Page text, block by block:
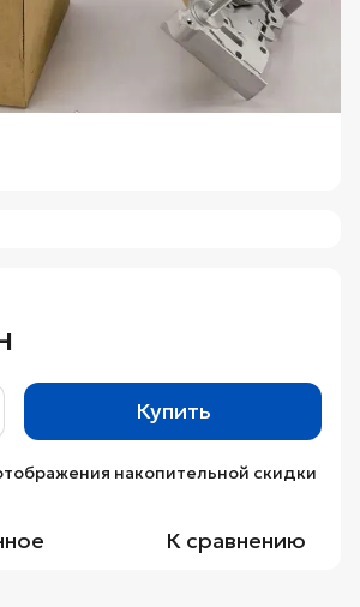
Купить
накопительной скидки
К сравнению